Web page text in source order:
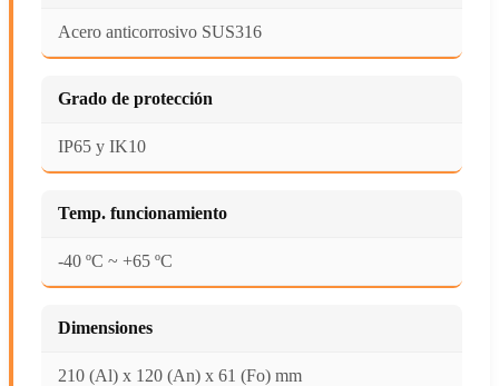
Acero anticorrosivo SUS316
Grado de protección
IP65 y IK10
Temp. funcionamiento
-40 ºC ~ +65 ºC
Dimensiones
210 (Al) x 120 (An) x 61 (Fo) mm